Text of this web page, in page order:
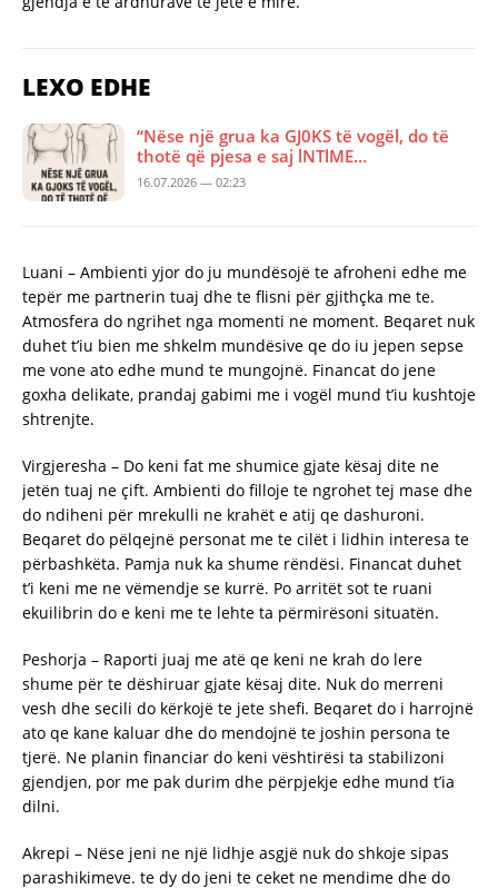
LEXO EDHE
“Nëse një grua ka GJ0KS të vogël, do të
thotë që pjesa e saj lNTlME…
16.07.2026 — 02:23
Luani – Ambienti yjor do ju mundësojë te afroheni edhe me
tepër me partnerin tuaj dhe te flisni për gjithçka me te.
Atmosfera do ngrihet nga momenti ne moment. Beqaret nuk
duhet t’iu bien me shkelm mundësive qe do iu jepen sepse
me vone ato edhe mund te mungojnë. Financat do jene
goxha delikate, prandaj gabimi me i vogël mund t’iu kushtoje
shtrenjte.
Virgjeresha – Do keni fat me shumice gjate kësaj dite ne
jetën tuaj ne çift. Ambienti do filloje te ngrohet tej mase dhe
do ndiheni për mrekulli ne krahët e atij qe dashuroni.
Beqaret do pëlqejnë personat me te cilët i lidhin interesa te
përbashkëta. Pamja nuk ka shume rëndësi. Financat duhet
t’i keni me ne vëmendje se kurrë. Po arritët sot te ruani
ekuilibrin do e keni me te lehte ta përmirësoni situatën.
Peshorja – Raporti juaj me atë qe keni ne krah do lere
shume për te dëshiruar gjate kësaj dite. Nuk do merreni
vesh dhe secili do kërkojë te jete shefi. Beqaret do i harrojnë
ato qe kane kaluar dhe do mendojnë te joshin persona te
tjerë. Ne planin financiar do keni vështirësi ta stabilizoni
gjendjen, por me pak durim dhe përpjekje edhe mund t’ia
dilni.
Akrepi – Nëse jeni ne një lidhje asgjë nuk do shkoje sipas
parashikimeve. te dy do jeni te ceket ne mendime dhe do